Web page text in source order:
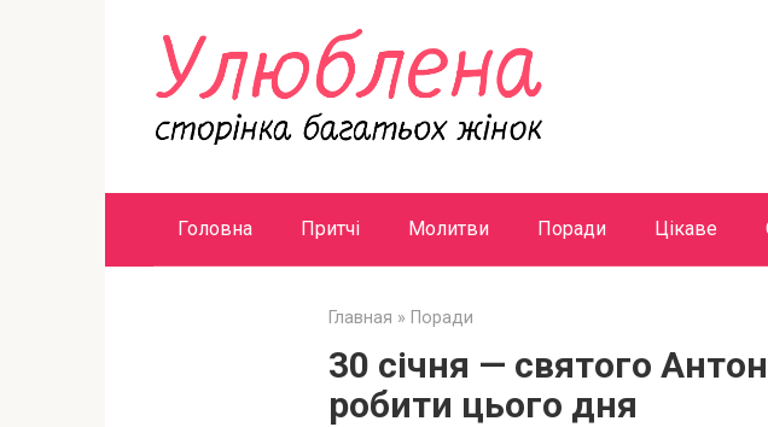
Головна Притчі Молитви Поради Цікаве
Главная » Поради
30 січня — святого
робити цього дня